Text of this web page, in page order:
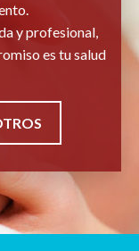
y profesional,
es tu salud